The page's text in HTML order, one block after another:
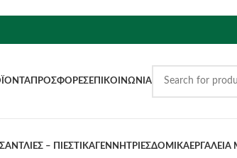
ΠΡΟΣΦΟΡΈΣΕΠΙΚΟΙΝΩΝΊΑ
ΑΝΤΛΙΕΣ – ΠΙΕΣΤΙΚΑ ΓΕΝΝΗΤΡΙΕΣΔΟΜΙΚΑΕΡΓΑΛΕΙΑ